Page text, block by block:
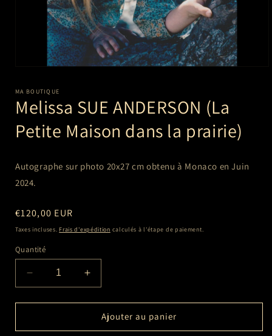
média
dans
une
fenêtre
modale
MA BOUTIQUE
Melissa SUE ANDERSON (La
Petite Maison dans la prairie)
Autographe sur photo 20x27 cm obtenu à Monaco en Juin
2024.
Prix
habituel
€120,00 EUR
Taxes incluses. Frais d'expédition calculés à l'étape de paiement.
Quantité
Réduire
la
quantité
Melissa
Augmenter
la
quantité
Melissa
Ajouter au panier